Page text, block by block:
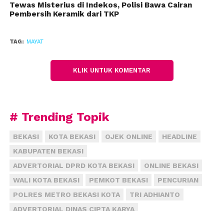
RSUD Bekasi,” katanya.(fiz)
Tewas Misterius di Indekos, Polisi Bawa Cairan
Pembersih Keramik dari TKP
TAG: MAYAT
KLIK UNTUK KOMENTAR
# Trending Topik
BEKASI KOTA BEKASI OJEK ONLINE
HEADLINE
KABUPATEN BEKASI
ADVERTORIAL DPRD KOTA BEKASI
ONLINE BEKASI
WALI KOTA BEKASI
PEMKOT BEKASI
PENCURIAN
POLRES METRO BEKASI KOTA
TRI ADHIANTO
ADVERTORIAL DINAS CIPTA KARYA